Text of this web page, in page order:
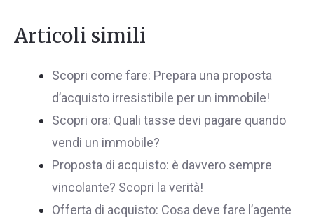
Articoli simili
Scopri come fare: Prepara una proposta
d’acquisto irresistibile per un immobile!
Scopri ora: Quali tasse devi pagare quando
vendi un immobile?
Proposta di acquisto: è davvero sempre
vincolante? Scopri la verità!
Offerta di acquisto: Cosa deve fare l’agente